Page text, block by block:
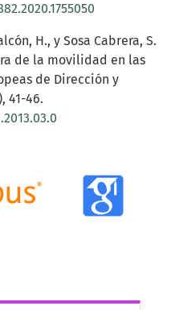
H., y Sosa Cabrera, S.
de la movilidad en las
de Dirección y
41-46.